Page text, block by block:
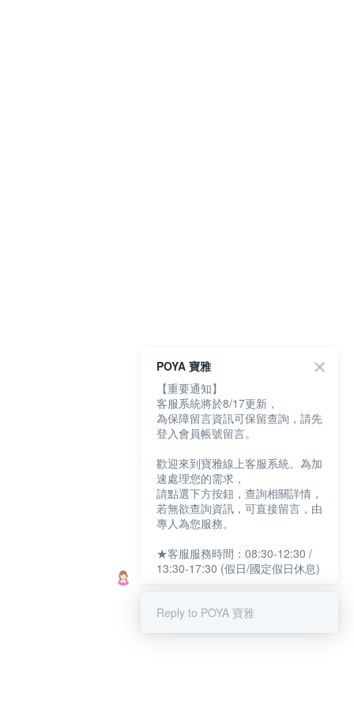
POYA 寶雅
【重要通知】
客服系統將於8/17更新，
為保障留言資訊可保留查詢，請先
登入會員帳號留言。
歡迎來到寶雅線上客服系統。為加
速處理您的需求，
請點選下方按鈕，查詢相關詳情，
若無欲查詢資訊，可直接留言，由
專人為您服務。
★客服服務時間：08:30-12:30 /
13:30-17:30 (假日/國定假日休息)
Reply to POYA 寶雅